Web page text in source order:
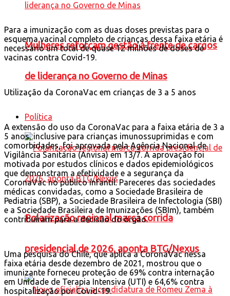
Mulheres reforçam gestão à frente de cargos
de liderança no Governo de Minas
Política
Polarização regional marca corrida
presidencial de 2026, aponta BTG/Nexus
Para a imunização com as duas doses previstas para o
esquema vacinal completo de crianças dessa faixa etária é
necessário um total de quase 12 milhões de doses de
vacinas contra Covid-19.
Utilização da CoronaVac em crianças de 3 a 5 anos
A extensão do uso da CoronaVac para a faixa etária de 3 a
5 anos, inclusive para crianças imunossuprimidas e com
comorbidades, foi aprovada pela Agência Nacional de
Vigilância Sanitária (Anvisa) em 13/7. A aprovação foi
motivada por estudos clínicos e dados epidemiológicos
que demonstram a efetividade e a segurança da
CoronaVac no público infantil. Pareceres das sociedades
médicas convidadas, como a Sociedade Brasileira de
Pediatria (SBP), a Sociedade Brasileira de Infectologia (SBI)
e a Sociedade Brasileira de Imunizações (SBIm), também
contribuíram para a decisão do órgão.
Uma pesquisa do Chile, que aplica a CoronaVac nessa
faixa etária desde dezembro de 2021, mostrou que o
imunizante forneceu proteção de 69% contra internação
em Unidade de Terapia Intensiva (UTI) e 64,6% contra
hospitalização por Covid-19.